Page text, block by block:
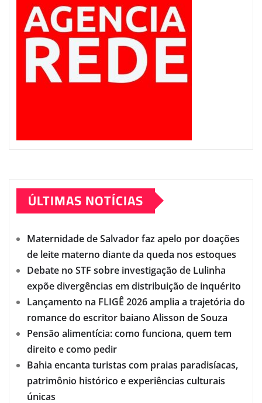
ÚLTIMAS NOTÍCIAS
Maternidade de Salvador faz apelo por doações
de leite materno diante da queda nos estoques
Debate no STF sobre investigação de Lulinha
expõe divergências em distribuição de inquérito
Lançamento na FLIGÊ 2026 amplia a trajetória do
romance do escritor baiano Alisson de Souza
Pensão alimentícia: como funciona, quem tem
direito e como pedir
Bahia encanta turistas com praias paradisíacas,
patrimônio histórico e experiências culturais
únicas